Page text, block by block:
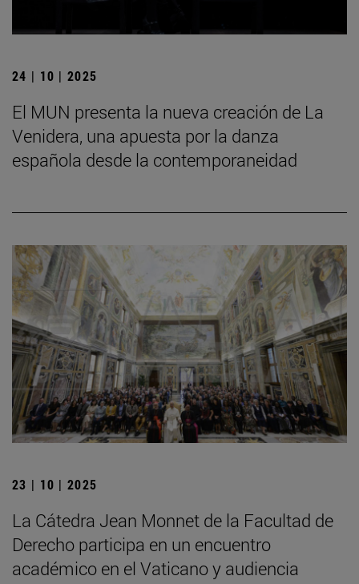
24 | 10 | 2025
El MUN presenta la nueva creación de La
Venidera, una apuesta por la danza
española desde la contemporaneidad
23 | 10 | 2025
La Cátedra Jean Monnet de la Facultad de
Derecho participa en un encuentro
académico en el Vaticano y audiencia